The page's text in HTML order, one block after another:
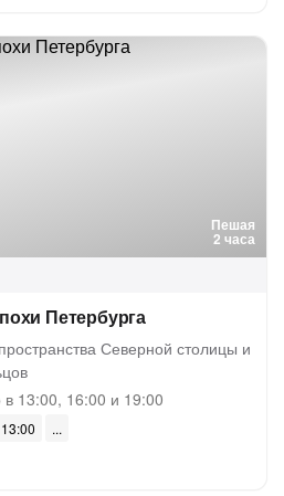
Пешая
2 часа
Петербурга
Северной столицы и
13:00, 16:00 и 19:00